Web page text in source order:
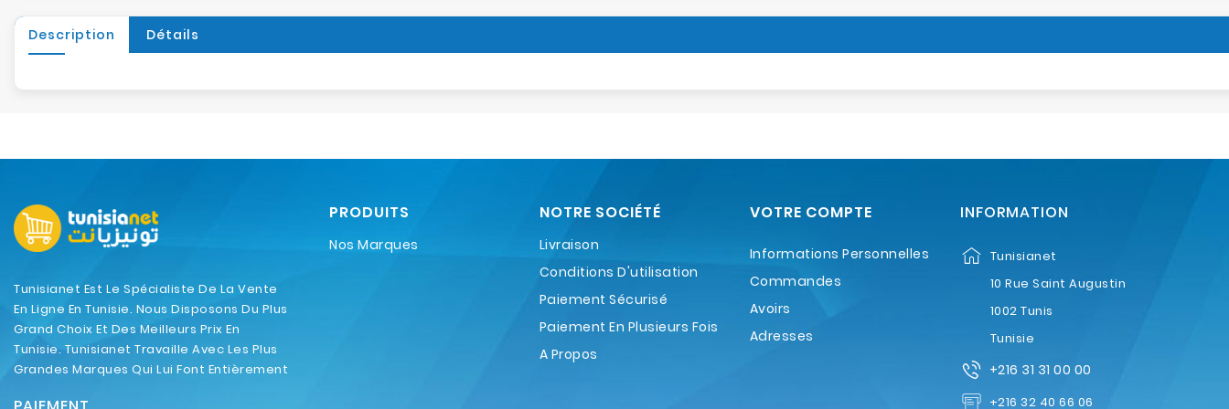
Description Détails
Tunisianet Est Le Spécialiste De La Vente
En Ligne En Tunisie. Nous Disposons Du Plus
Grand Choix Et Des Meilleurs Prix En
Tunisie. Tunisianet Travaille Avec Les Plus
Grandes Marques Qui Lui Font Entièrement
PRODUITS
Nos Marques
NOTRE SOCIÉTÉ
Livraison
Conditions D'utilisation
Paiement Sécurisé
Paiement En Plusieurs Fois
A Propos
VOTRE COMPTE
Informations Personnelles
Commandes
Avoirs
Adresses
INFORMATION
Tunisianet
10 Rue Saint Augustin
1002 Tunis
Tunisie
+216 31 31 00 00
+216 32 40 66 06